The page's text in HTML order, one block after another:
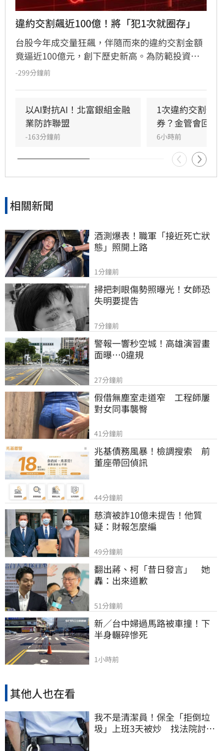
違約交割飆近100億！將「犯1次就圈存」
台股今年成交量狂飆，伴隨而來的違約交割金額
竟逼近100億元，創下歷史新高。為防範投資人
利用高槓桿「空手套白狼」，金管會擬祭出鐵腕
正密切監控房貸、信貸等「4貸同堂」的極端槓
桿亂象，並籌建「台股儀表板」整合跨機構數
據，透過強化風險監理與資訊透明化，全面防堵
市場投機風氣，引導台股回歸理性投資基本面，
維護資本市場秩序與金融穩定。
-299分鐘前
以AI對抗AI！北富銀組金融
業防詐聯盟
-163分鐘前
1次違約交割預
券？金管會回應
6小時前
相關新聞
酒測爆表！職軍「接近死亡狀
態」照開上路
1分鐘前
掃把刺眼傷勢照曝光！女師恐
失明要提告
7分鐘前
警報一響秒空城！高雄演習畫
面曝…0違規
27分鐘前
假借無塵室走道窄　工程師屢
對女同事襲臀
41分鐘前
兆基債務風暴！檢調搜索　前
董座帶回偵訊
44分鐘前
慈濟被詐10億未提告！他質
疑：財報怎麼編
49分鐘前
翻出蔣、柯「昔日發言」　她
轟：出來道歉
51分鐘前
新／台中婦過馬路被車撞！下
半身輾碎慘死
1小時前
其他人也在看
我不是清潔員！保全「拒倒垃
圾」上班3天被炒 找法院討公